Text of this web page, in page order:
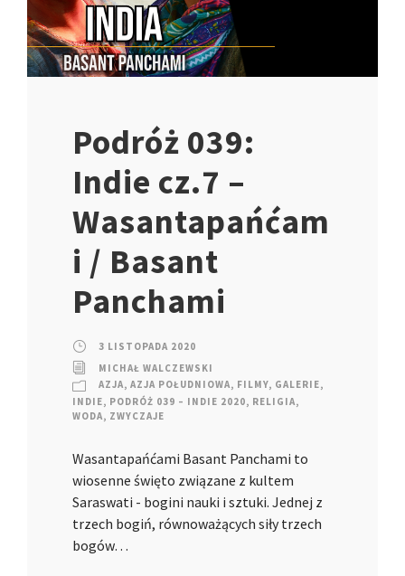
Podróż 039:
Indie cz.7 –
Wasantapańćam
i / Basant
Panchami
3 LISTOPADA 2020
MICHAŁ WALCZEWSKI
AZJA, AZJA POŁUDNIOWA, FILMY, GALERIE,
INDIE, PODRÓŻ 039 – INDIE 2020, RELIGIA,
WODA, ZWYCZAJE
Wasantapańćami Basant Panchami to
wiosenne święto związane z kultem
Saraswati - bogini nauki i sztuki. Jednej z
trzech bogiń, równoważących siły trzech
bogów…